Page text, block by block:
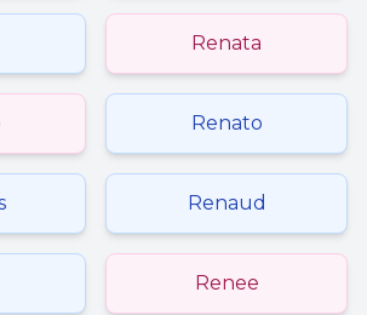
Renata
Renato
Renaud
Renee